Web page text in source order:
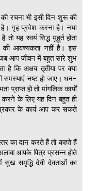
की रचना भी इसी दिन शुरू की
गृह प्रवेश करना है। नया
यह स्वयं सिद्ध मुहूर्त होता
आवश्यकता नहीं है। इस
आप जीवन में बहुत सारे शुभ
कि अक्षय तृतीया पर क्या
समस्याएं नष्ट हो जाए। धन-
प्राप्त हो तो मांगलिक कार्यों
के लिए यह दिन बहुत ही
के कार्य आप कर सकते
का दान करते हैं तो कहते हैं
आपके पित्र प्रसन्न होते
सुख समृद्धि देवी देवताओं का